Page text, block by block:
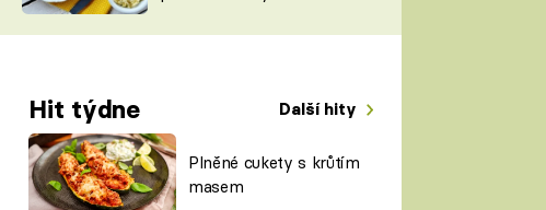
Hit týdne Další hity
Plněné cukety s krůtím
masem